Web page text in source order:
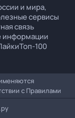
и мира,
сервисы
связь
информации
Топ-100
с Правилами